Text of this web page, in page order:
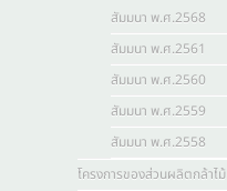
สัมมนา พ.ศ.2568
สัมมนา พ.ศ.2561
สัมมนา พ.ศ.2560
สัมมนา พ.ศ.2559
สัมมนา พ.ศ.2558
โครงการของส่วนผลิตกล้าไม้